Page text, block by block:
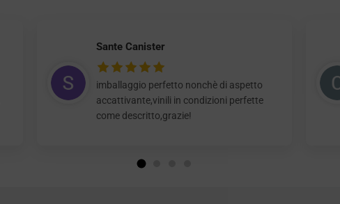
Sante Canister
imballaggio perfetto nonchè di aspetto
accattivante,vinili in condizioni perfette
come descritto,grazie!